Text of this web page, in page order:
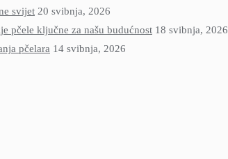
svijet 20 svibnja, 2026
pčele ključne za našu budućnost 18 svibnja, 2026
pčelara 14 svibnja, 2026